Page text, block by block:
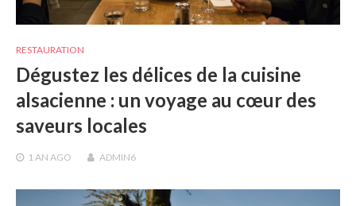
RESTAURATION
Dégustez les délices de la cuisine
alsacienne : un voyage au cœur des
saveurs locales
1 AN AGO ADMIN6